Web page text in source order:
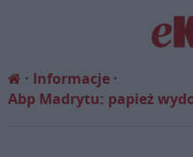
Informacje
Abp Madrytu: papież